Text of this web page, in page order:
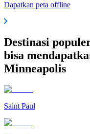
Dapatkan peta offline
Destinasi
bisa
Minneapolis
Saint Paul